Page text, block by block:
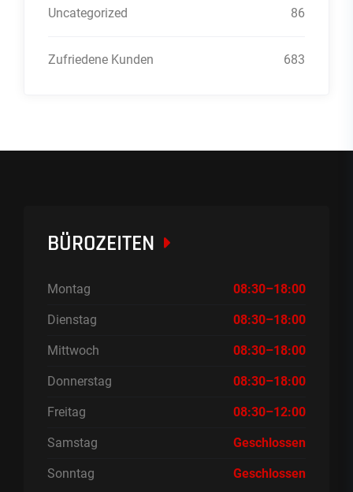
Uncategorized 86
Zufriedene Kunden 683
BÜROZEITEN
Montag 08:30–18:00
Dienstag 08:30–18:00
Mittwoch 08:30–18:00
Donnerstag 08:30–18:00
Freitag 08:30–12:00
Samstag Geschlossen
Sonntag Geschlossen